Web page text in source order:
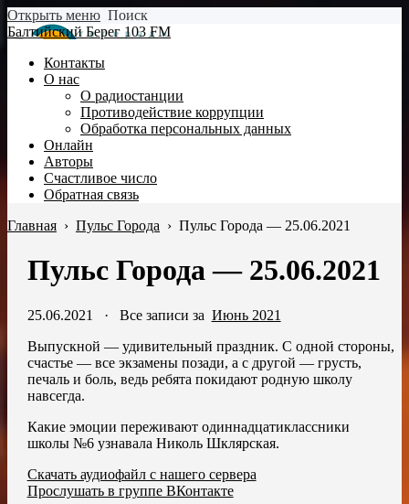
Открыть меню Поиск
Балтийский Берег 103 FM
Контакты
О нас
О радиостанции
Противодействие коррупции
Обработка персональных данных
Онлайн
Авторы
Счастливое число
Обратная связь
Главная › Пульс Города › Пульс Города — 25.06.2021
Пульс Города — 25.06.2021
25.06.2021 · Все записи за Июнь 2021
Выпускной — удивительный праздник. С одной стороны,
счастье — все экзамены позади, а с другой — грусть,
печаль и боль, ведь ребята покидают родную школу
навсегда.
Какие эмоции переживают одиннадцатиклассники
школы №6 узнавала Николь Шклярская.
Скачать аудиофайл с нашего сервера
Прослушать в группе ВКонтакте